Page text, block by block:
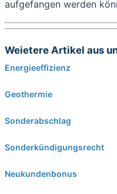
aufgefangen werden
Weietere Artikel aus
Energieeffizienz
Geothermie
Sonderabschlag
Sonderkündigungsrecht
Neukundenbonus